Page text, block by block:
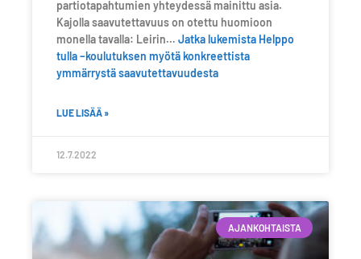
partiotapahtumien yhteydessä mainittu asia.
Kajolla saavutettavuus on otettu huomioon
monella tavalla: Leirin… Jatka lukemista Helppo
tulla –koulutuksen myötä konkreettista
ymmärrystä saavutettavuudesta
LUE LISÄÄ »
12.7.2022
AJANKOHTAISTA